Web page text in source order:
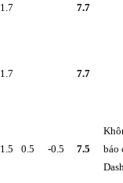
1.7 7.7
1.7 7.7
1.5 0.5 -0.5 7.5
báo